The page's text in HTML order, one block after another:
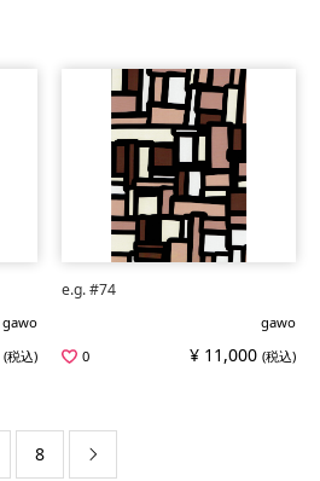
gawo
(税込)
e.g. #74
gawo
0
¥ 11,000 (税込)
8 